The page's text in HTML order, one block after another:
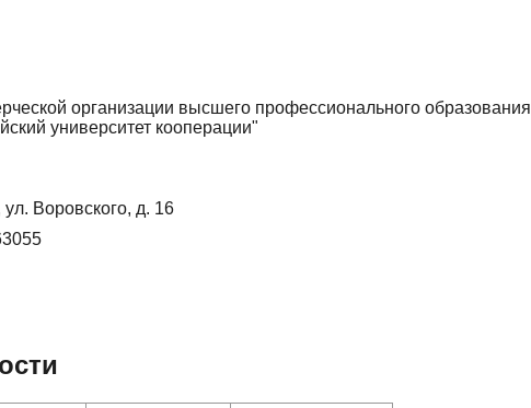
организации высшего профессионального образования
университет кооперации"
Воровского, д. 16